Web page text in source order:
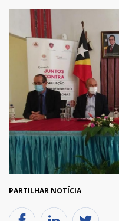
PARTILHAR NOTÍCIA